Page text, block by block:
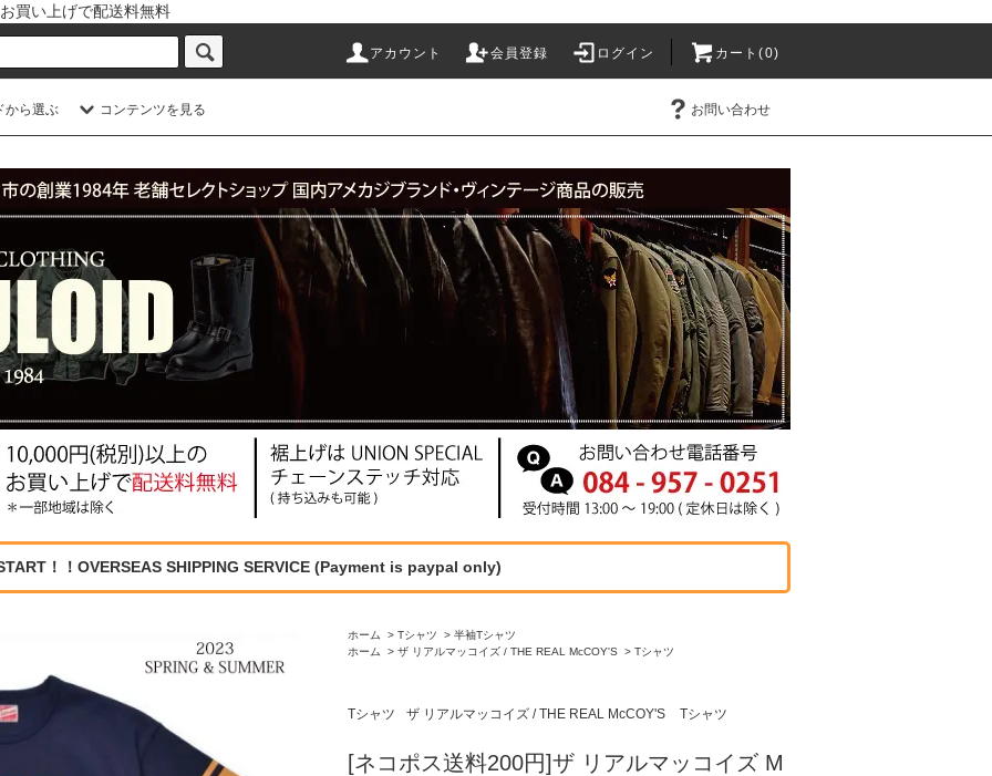
買い上げで配送料無料
アカウント 会員登録 ログイン カート(0)
から選ぶ コンテンツを見る お問い合わせ
！！OVERSEAS SHIPPING SERVICE (Payment is paypal only)
ホーム > Tシャツ > 半袖Tシャツ
ホーム
> ザ リアルマッコイズ / THE REAL McCOY'S > Tシャツ
Tシャツ ザ リアルマッコイズ / THE REAL McCOY'S Tシャツ
[ネコポス送料200円]ザ リアルマッコイズ M